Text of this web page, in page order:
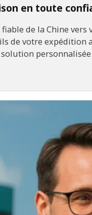
en toute
de la Chine vers
de votre expédition